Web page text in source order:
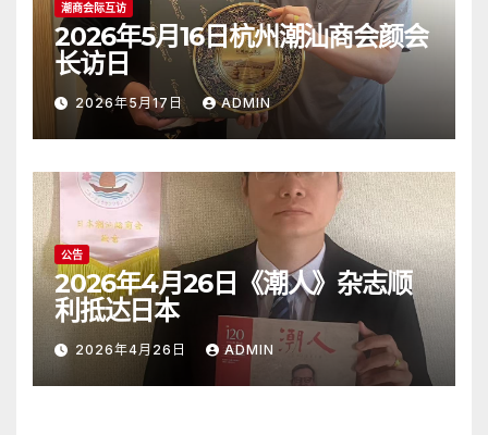
潮商会际互访
2026年5月16日杭州潮汕商会颜会
长访日
2026年5月17日 ADMIN
公告
2026年4月26日《潮人》杂志顺
利抵达日本
2026年4月26日 ADMIN